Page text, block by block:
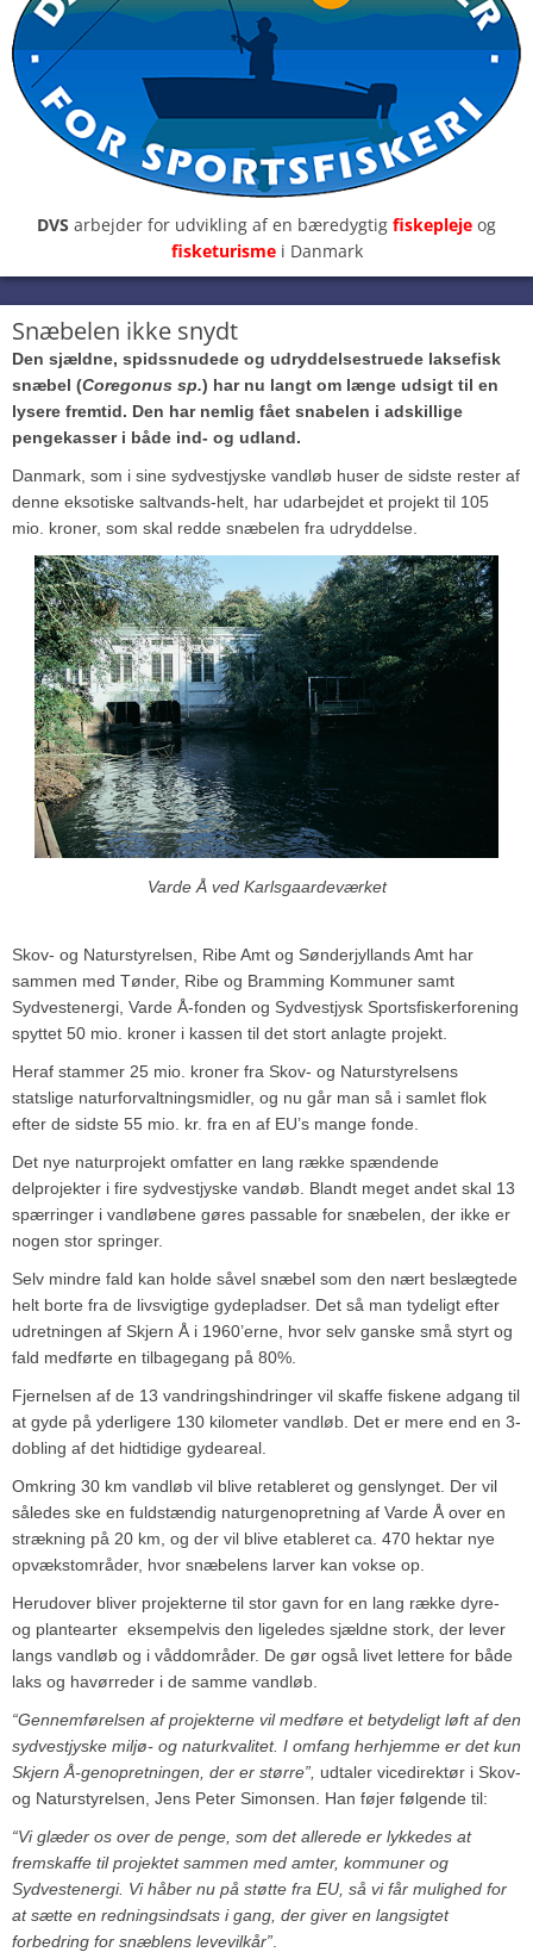
DVS arbejder for udvikling af en bæredygtig fiskepleje og
fisketurisme i Danmark
Snæbelen ikke snydt
Den sjældne, spidssnudede og udryddelsestruede laksefisk
snæbel (Coregonus sp.) har nu langt om længe udsigt til en
lysere fremtid. Den har nemlig fået snabelen i adskillige
pengekasser i både ind- og udland.
Danmark, som i sine sydvestjyske vandløb huser de sidste rester af
denne eksotiske saltvands-helt, har udarbejdet et projekt til 105
mio. kroner, som skal redde snæbelen fra udryddelse.
Varde Å ved Karlsgaardeværket
Skov- og Naturstyrelsen, Ribe Amt og Sønderjyllands Amt har
sammen med Tønder, Ribe og Bramming Kommuner samt
Sydvestenergi, Varde Å-fonden og Sydvestjysk Sportsfiskerforening
spyttet 50 mio. kroner i kassen til det stort anlagte projekt.
Heraf stammer 25 mio. kroner fra Skov- og Naturstyrelsens
statslige naturforvaltningsmidler, og nu går man så i samlet flok
efter de sidste 55 mio. kr. fra en af EU’s mange fonde.
Det nye naturprojekt omfatter en lang række spændende
delprojekter i fire sydvestjyske vandøb. Blandt meget andet skal 13
spærringer i vandløbene gøres passable for snæbelen, der ikke er
nogen stor springer.
Selv mindre fald kan holde såvel snæbel som den nært beslægtede
helt borte fra de livsvigtige gydepladser. Det så man tydeligt efter
udretningen af Skjern Å i 1960’erne, hvor selv ganske små styrt og
fald medførte en tilbagegang på 80%.
Fjernelsen af de 13 vandringshindringer vil skaffe fiskene adgang til
at gyde på yderligere 130 kilometer vandløb. Det er mere end en 3-
dobling af det hidtidige gydeareal.
Omkring 30 km vandløb vil blive retableret og genslynget. Der vil
således ske en fuldstændig naturgenopretning af Varde Å over en
strækning på 20 km, og der vil blive etableret ca. 470 hektar nye
opvækstområder, hvor snæbelens larver kan vokse op.
Herudover bliver projekterne til stor gavn for en lang række dyre-
og plantearter ­ eksempelvis den ligeledes sjældne stork, der lever
langs vandløb og i våddområder. De gør også livet lettere for både
laks og havørreder i de samme vandløb.
“Gennemførelsen af projekterne vil medføre et betydeligt løft af den
sydvestjyske miljø- og naturkvalitet. I omfang herhjemme er det kun
Skjern Å-genopretningen, der er større”, udtaler vicedirektør i Skov-
og Naturstyrelsen, Jens Peter Simonsen. Han føjer følgende til:
“Vi glæder os over de penge, som det allerede er lykkedes at
fremskaffe til projektet sammen med amter, kommuner og
Sydvestenergi. Vi håber nu på støtte fra EU, så vi får mulighed for
at sætte en redningsindsats i gang, der giver en langsigtet
forbedring for snæblens levevilkår”